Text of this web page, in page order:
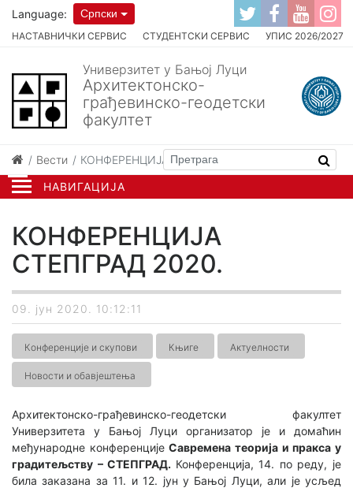
НАВИГАЦИЈА
НАСТАВНИЧКИ СЕРВИС СТУДЕНТСКИ СЕРВИС УПИС 2026/2027
Language: Српски
Универзитет у Бањој Луци
Архитектонско-
грађевинско-геодетски
факултет
Вести КОНФЕРЕНЦИЈА СТЕПГРАД 2020.
КОНФЕРЕНЦИЈА
СТЕПГРАД 2020.
09. јун 2020. 10:12:11
Конференције и скупови Књиге Актуелности
Новости и обавјештења
Архитектонско-грађевинско-геодетски факултет
Универзитета у Бањој Луци организатор је и домаћин
међународне конференцијеСавремена теорија и пракса у
градитељству – СТЕПГРАД. Конференција, 14. по реду, је
била заказана за 11. и 12. јун у Бањој Луци, али је усљед